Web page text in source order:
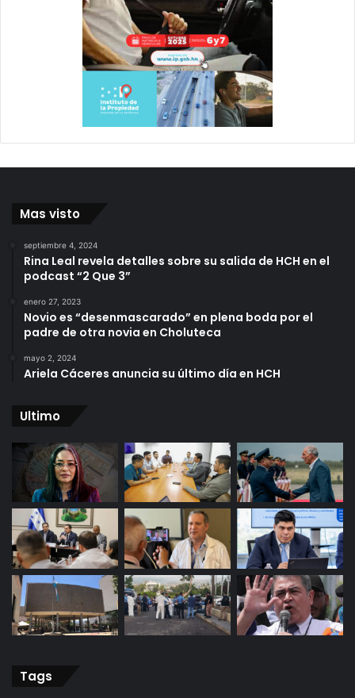
Mas visto
septiembre 4, 2024
Rina Leal revela detalles sobre su salida de HCH en el
podcast “2 Que 3”
enero 27, 2023
Novio es “desenmascarado” en plena boda por el
padre de otra novia en Choluteca
mayo 2, 2024
Ariela Cáceres anuncia su último día en HCH
Ultimo
Tags